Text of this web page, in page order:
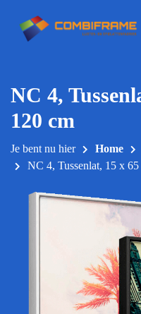
naar
NC 4,
120 cm
Je bent nu hier Home
NC 4, Tussenlat, 15 x